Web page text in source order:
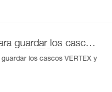
guardar los cascos
y STRATOlos cascos VERTEX y